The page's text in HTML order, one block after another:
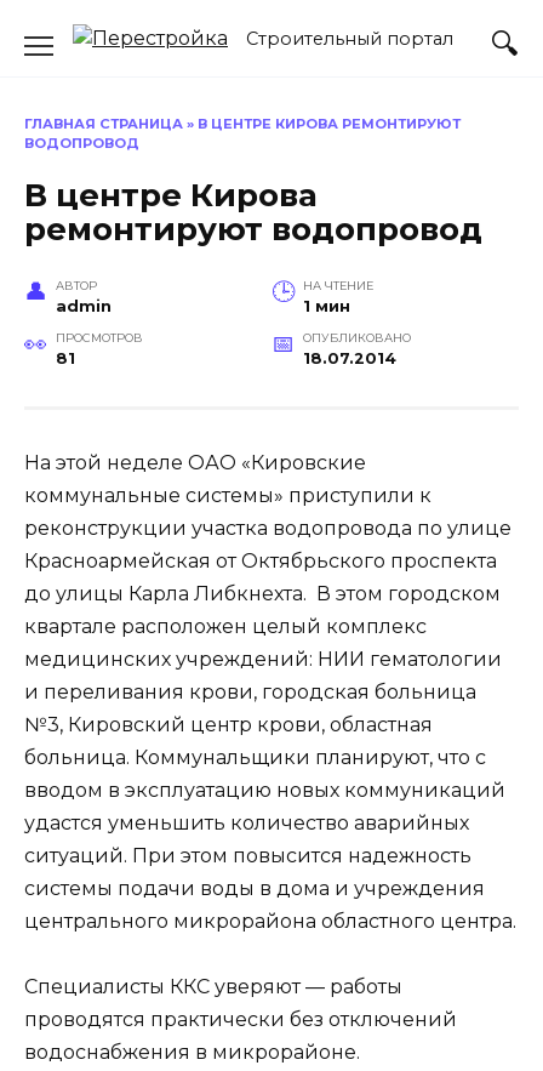
Строительный портал
ГЛАВНАЯ СТРАНИЦА » В ЦЕНТРЕ КИРОВА РЕМОНТИРУЮТ
ВОДОПРОВОД
В центре Кирова
ремонтируют водопровод
АВТОР
admin
НА ЧТЕНИЕ
1 мин
ПРОСМОТРОВ
81
ОПУБЛИКОВАНО
18.07.2014
На этой неделе ОАО «Кировские
коммунальные системы» приступили к
реконструкции участка водопровода по улице
Красноармейская от Октябрьского проспекта
до улицы Карла Либкнехта. В этом городском
квартале расположен целый комплекс
медицинских учреждений: НИИ гематологии
и переливания крови, городская больница
№3, Кировский центр крови, областная
больница. Коммунальщики планируют, что с
вводом в эксплуатацию новых коммуникаций
удастся уменьшить количество аварийных
ситуаций. При этом повысится надежность
системы подачи воды в дома и учреждения
центрального микрорайона областного центра.
Специалисты ККС уверяют — работы
проводятся практически без отключений
водоснабжения в микрорайоне.